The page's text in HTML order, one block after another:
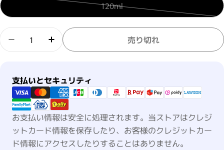
120mlバリアントは売り切れまたは
数量
ザ グルーミング スカルプエフェクターの数量を減
ザ グルーミング スカルプエフェクターの
売り切れ
支払いとセキュリティ
支払い方法
お支払い情報は安全に処理されます。当ストアはクレジ
ットカード情報を保存したり、お客様のクレジットカー
ド情報にアクセスしたりすることはありません。